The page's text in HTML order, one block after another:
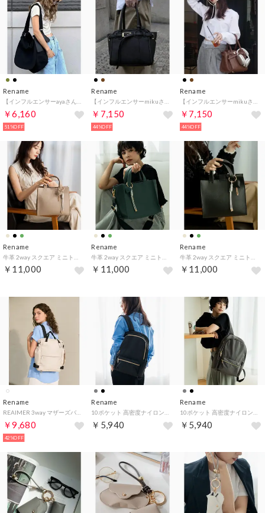
Rename
￥6,160
51%OFF
Rename
￥7,150
44%OFF
Rename
￥7,150
44%OFF
Rename
￥11,000
Rename
￥11,000
Rename
￥11,000
Rename
￥9,680
42%OFF
Rename
￥5,940
Rename
￥5,940